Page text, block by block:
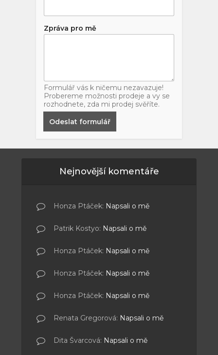
Zpráva pro mě
Formulář vás k ničemu nezavazuje!
Probereme možnosti prodeje a vy se
rozhodnete, zda mi prodej svěříte.
Odeslat formulář
Nejnovější komentáře
Honza Ptáček: Napsali o mě
Patrik Kostyo: Napsali o mě
Honza Ptáček: Napsali o mě
Honza Ptáček: Napsali o mě
Honza Ptáček: Napsali o mě
Renata Gregorová: Napsali o mě
Dita Švarcová: Napsali o mě